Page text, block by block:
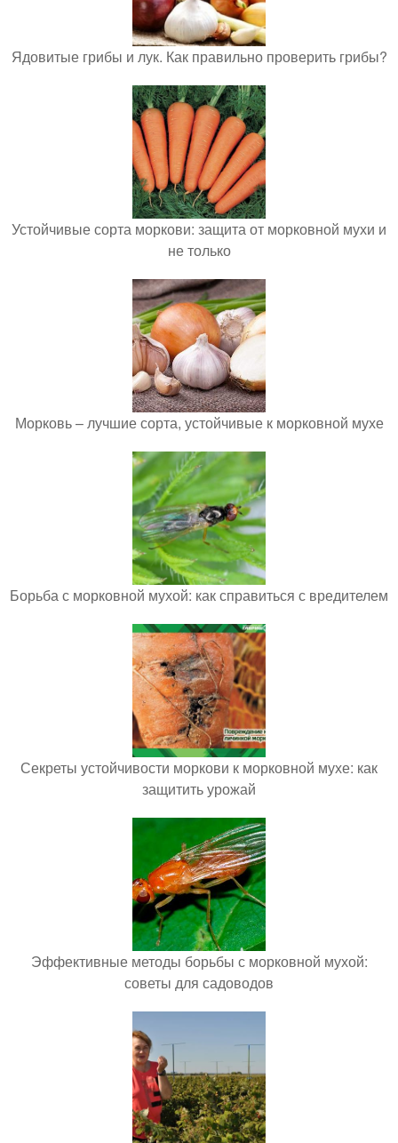
Ядовитые грибы и лук. Как правильно проверить грибы?
Устойчивые сорта моркови: защита от морковной мухи и
не только
Морковь – лучшие сорта, устойчивые к морковной мухе
Борьба с морковной мухой: как справиться с вредителем
Секреты устойчивости моркови к морковной мухе: как
защитить урожай
Эффективные методы борьбы с морковной мухой:
советы для садоводов